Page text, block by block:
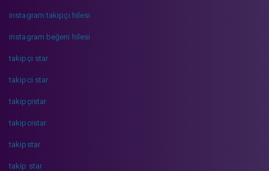
instagram takipçi hilesi
instagram beğeni hilesi
takipçi star
takipci star
takipçistar
takipcistar
takipstar
takip star